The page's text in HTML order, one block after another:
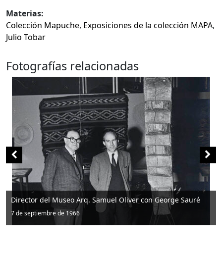
Materias:
Colección Mapuche, Exposiciones de la colección MAPA,
Julio Tobar
Fotografías relacionadas
Director del Museo Arq. Samuel Oliver con George Sauré
7 de septiembre de 1966